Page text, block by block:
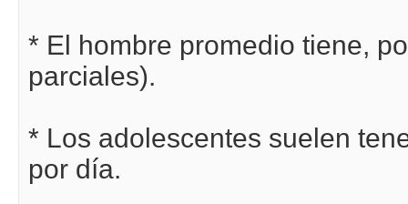
* El hombre promedio tiene,
parciales).
* Los adolescentes suelen
por día.